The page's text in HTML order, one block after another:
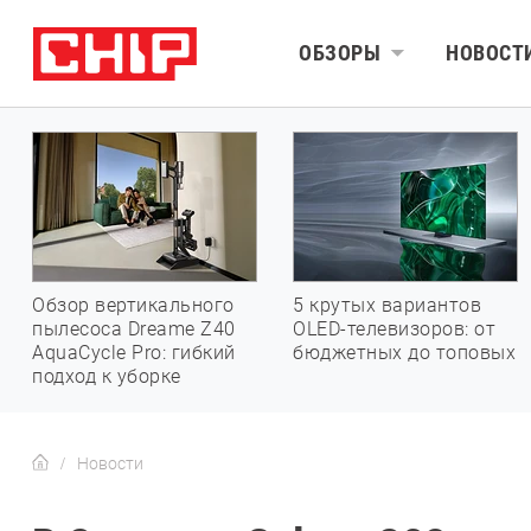
ОБЗОРЫ
Обзор вертикального
пылесоса Dreame Z40
AquaCycle Pro: гибкий
подход к уборке
5 крутых вариантов
OLED-телевизоров: от
бюджетных до топовых
Новости